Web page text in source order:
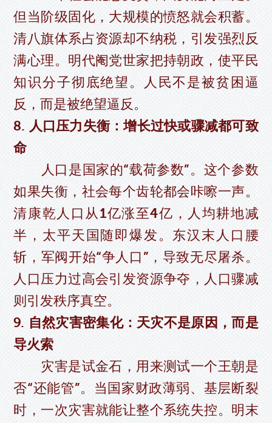
但当阶级固化，大规模的愤怒就会积蓄。
清八旗体系占资源却不纳税，引发强烈反
满心理。明代阉党世家把持朝政，使平民
知识分子彻底绝望。人民不是被贫困逼
反，而是被绝望逼反。
8. 人口压力失衡：增长过快或骤减都可致
命
人口是国家的“载荷参数”。这个参数
如果失衡，社会每个齿轮都会咔嚓一声。
清康乾人口从1亿涨至4亿，人均耕地减
半，太平天国随即爆发。东汉末人口腰
斩，军阀开始“争人口”，导致无尽屠杀。
人口压力过高会引发资源争夺，人口骤减
则引发秩序真空。
9. 自然灾害密集化：天灾不是原因，而是
导火索
灾害是试金石，用来测试一个王朝是
否“还能管”。当国家财政薄弱、基层断裂
时，一次灾害就能让整个系统失控。明末